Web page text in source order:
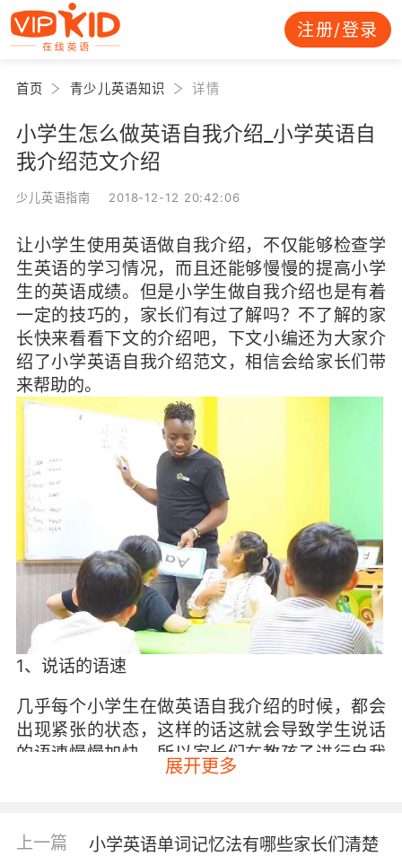
注册/登录
首页 青少儿英语知识 详情
小学生怎么做英语自我介绍_小学英语自
我介绍范文介绍
少儿英语指南 2018-12-12 20:42:06
让小学生使用英语做自我介绍，不仅能够检查学
生英语的学习情况，而且还能够慢慢的提高小学
生的英语成绩。但是小学生做自我介绍也是有着
一定的技巧的，家长们有过了解吗？不了解的家
长快来看看下文的介绍吧，下文小编还为大家介
绍了小学英语自我介绍范文，相信会给家长们带
来帮助的。
1、说话的语速
几乎每个小学生在做英语自我介绍的时候，都会
出现紧张的状态，这样的话这就会导致学生说话
的语速慢慢加快。所以家长们在教孩子进行自我
介绍的时候，也要教导孩子怎么控制自我介绍的
2、说话的声音
展开更多
上一篇
小学英语单词记忆法有哪些家长们清楚